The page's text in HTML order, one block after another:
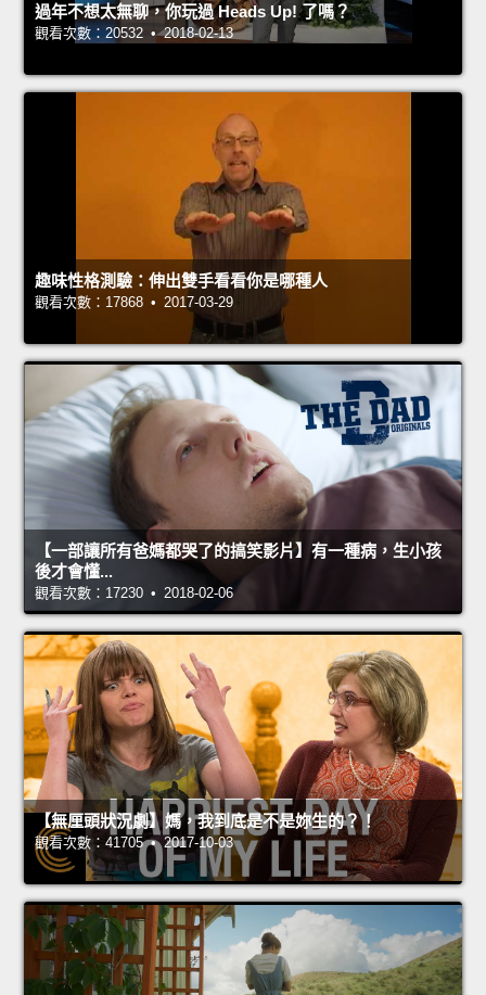
過年不想太無聊，你玩過 Heads Up! 了嗎？
觀看次數：20532 • 2018-02-13
趣味性格測驗：伸出雙手看看你是哪種人
觀看次數：17868 • 2017-03-29
【一部讓所有爸媽都哭了的搞笑影片】有一種病，生小孩
後才會懂...
觀看次數：17230 • 2018-02-06
【無厘頭狀況劇】媽，我到底是不是妳生的？！
觀看次數：41705 • 2017-10-03